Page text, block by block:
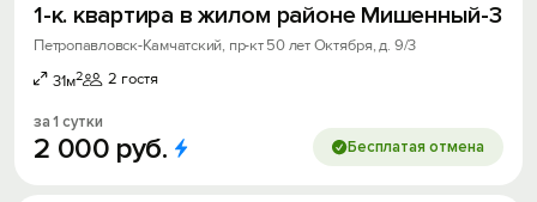
1-к. квартира в жилом районе Мишенный-3
Петропавловск-Камчатский, пр-кт 50 лет Октября, д. 9/3
31м2 2 гостя
за 1 сутки
2 000 руб. Бесплатая отмена